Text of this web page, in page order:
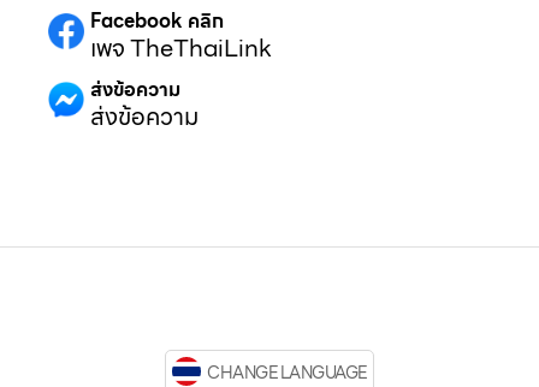
Facebook คลิก
เพจ TheThaiLink
ส่งข้อความ
ส่งข้อความ
CHANGE LANGUAGE